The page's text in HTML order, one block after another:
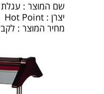
שם המוצר : עגלת
יצרן : Hot Point
מחיר המוצר : לקבלת